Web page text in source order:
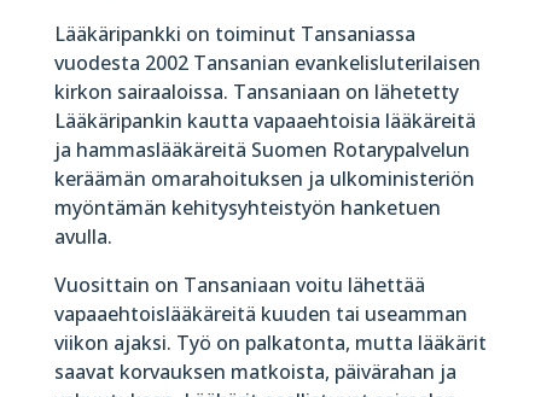
Lääkäripankki on toiminut Tansaniassa
vuodesta 2002 Tansanian evankelisluterilaisen
kirkon sairaaloissa. Tansaniaan on lähetetty
Lääkäripankin kautta vapaaehtoisia lääkäreitä
ja hammaslääkäreitä Suomen Rotarypalvelun
keräämän omarahoituksen ja ulkoministeriön
myöntämän kehitysyhteistyön hanketuen
avulla.
Vuosittain on Tansaniaan voitu lähettää
vapaaehtoislääkäreitä kuuden tai useamman
viikon ajaksi. Työ on palkatonta, mutta lääkärit
saavat korvauksen matkoista, päivärahan ja